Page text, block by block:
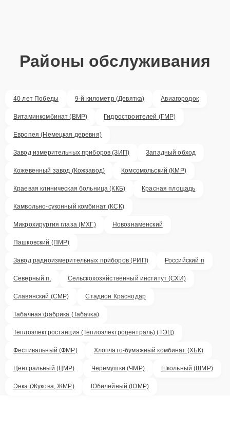
Районы обслуживания
40 лет Победы 9-й километр (Девятка) Авиагородок
Витаминкомбинат (ВМР) Гидростроителей (ГМР)
Европея (Немецкая деревня)
Завод измерительных приборов (ЗИП) Западный обход
Кожевенный завод (Кожзавод) Комсомольский (КМР)
Краевая клиническая больница (ККБ) Красная площадь
Камвольно-суконный комбинат (КСК)
Микрохирургия глаза (МХГ) Новознаменский
Пашковский (ПМР)
Завод радиоизмерительных приборов (РИП) Российский п
Северный п. Сельскохозяйственный институт (СХИ)
Славянский (СМР) Стадион Краснодар
Табачная фабрика (Табачка)
Теплоэлектростанция (Теплоэлектроцентраль) (ТЭЦ)
Фестивальный (ФМР) Хлопчато-бумажный комбинат (ХБК)
Центральный (ЦМР) Черемушки (ЧМР) Школьный (ШМР)
Энка (Жукова, ЖМР) Юбилейный (ЮМР)